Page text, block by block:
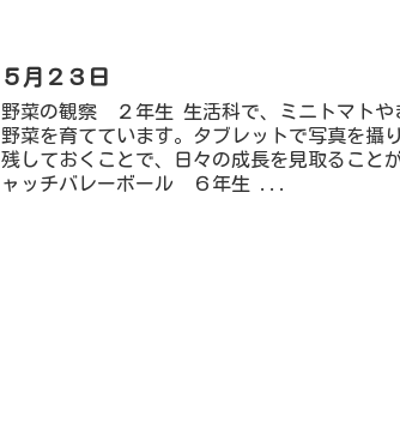
５月２３日
野菜の観察 ２年生 生活科で、ミニトマトや
野菜を育てています。タブレットで写真を攝
残しておくことで、日々の成長を見取ること
ャッチバレーボール ６年生 ...